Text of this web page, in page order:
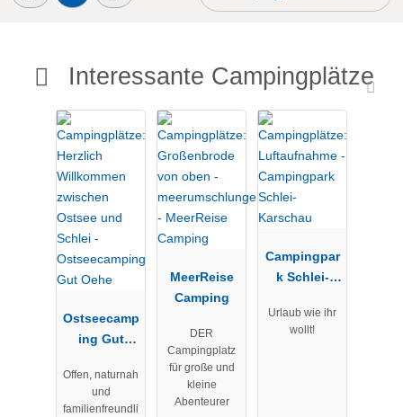
Interessante Campingplätze
Ostseecamp
ing Gut
Offen, naturnah
und
familienfreundli
MeerReise
Camping
DER
Campingplatz
für große und
kleine
Abenteurer
Campingpar
k Schlei-
Urlaub wie ihr
wollt!